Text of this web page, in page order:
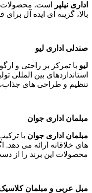
اداری نیلپر
است. محصولات
بالا، گزینه ای ایده آل
صندلی اداری لیو
لیو با تمرکز بر راحتی و
استانداردهای بین المللی
تنظیم و طراحی های جذاب،
مبلمان اداری جوان
مبلمان اداری جوان با
های خلاقانه ارائه می دهد.
محصولات این برند را از
مبل عربی و مبلمان